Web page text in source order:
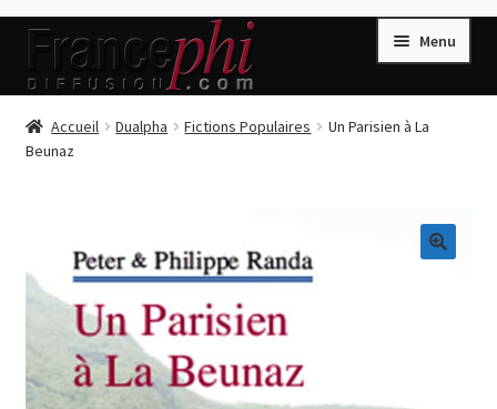
Aller
la
Aller
contenu
Menu
Accueil
Accueil
Conditions de Vente
Connection
Enregistrement
Listes d’Envies
Accueil Dualpha Fictions Populaires
Un Parisien à La
Beunaz